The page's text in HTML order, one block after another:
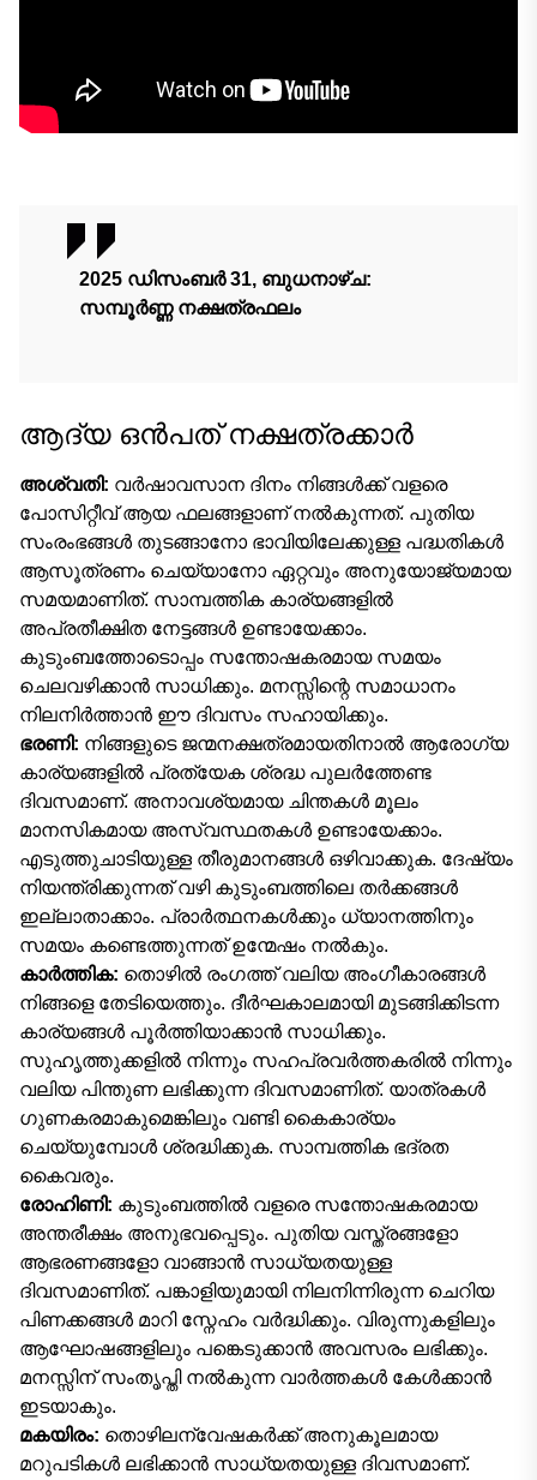
2025 ഡിസംബർ 31, ബുധനാഴ്ച:
സമ്പൂർണ്ണ നക്ഷത്രഫലം
ആദ്യ ഒൻപത് നക്ഷത്രക്കാർ
അശ്വതി: വർഷാവസാന ദിനം നിങ്ങൾക്ക് വളരെ
പോസിറ്റീവ് ആയ ഫലങ്ങളാണ് നൽകുന്നത്. പുതിയ
സംരംഭങ്ങൾ തുടങ്ങാനോ ഭാവിയിലേക്കുള്ള പദ്ധതികൾ
ആസൂത്രണം ചെയ്യാനോ ഏറ്റവും അനുയോജ്യമായ
സമയമാണിത്. സാമ്പത്തിക കാര്യങ്ങളിൽ
അപ്രതീക്ഷിത നേട്ടങ്ങൾ ഉണ്ടായേക്കാം.
കുടുംബത്തോടൊപ്പം സന്തോഷകരമായ സമയം
ചെലവഴിക്കാൻ സാധിക്കും. മനസ്സിന്റെ സമാധാനം
നിലനിർത്താൻ ഈ ദിവസം സഹായിക്കും.
ഭരണി: നിങ്ങളുടെ ജന്മനക്ഷത്രമായതിനാൽ ആരോഗ്യ
കാര്യങ്ങളിൽ പ്രത്യേക ശ്രദ്ധ പുലർത്തേണ്ട
ദിവസമാണ്. അനാവശ്യമായ ചിന്തകൾ മൂലം
മാനസികമായ അസ്വസ്ഥതകൾ ഉണ്ടായേക്കാം.
എടുത്തുചാടിയുള്ള തീരുമാനങ്ങൾ ഒഴിവാക്കുക. ദേഷ്യം
നിയന്ത്രിക്കുന്നത് വഴി കുടുംബത്തിലെ തർക്കങ്ങൾ
ഇല്ലാതാക്കാം. പ്രാർത്ഥനകൾക്കും ധ്യാനത്തിനും
സമയം കണ്ടെത്തുന്നത് ഉന്മേഷം നൽകും.
കാർത്തിക: തൊഴിൽ രംഗത്ത് വലിയ അംഗീകാരങ്ങൾ
നിങ്ങളെ തേടിയെത്തും. ദീർഘകാലമായി മുടങ്ങിക്കിടന്ന
കാര്യങ്ങൾ പൂർത്തിയാക്കാൻ സാധിക്കും.
സുഹൃത്തുക്കളിൽ നിന്നും സഹപ്രവർത്തകരിൽ നിന്നും
വലിയ പിന്തുണ ലഭിക്കുന്ന ദിവസമാണിത്. യാത്രകൾ
ഗുണകരമാകുമെങ്കിലും വണ്ടി കൈകാര്യം
ചെയ്യുമ്പോൾ ശ്രദ്ധിക്കുക. സാമ്പത്തിക ഭദ്രത
കൈവരും.
രോഹിണി: കുടുംബത്തിൽ വളരെ സന്തോഷകരമായ
അന്തരീക്ഷം അനുഭവപ്പെടും. പുതിയ വസ്ത്രങ്ങളോ
ആഭരണങ്ങളോ വാങ്ങാൻ സാധ്യതയുള്ള
ദിവസമാണിത്. പങ്കാളിയുമായി നിലനിന്നിരുന്ന ചെറിയ
പിണക്കങ്ങൾ മാറി സ്നേഹം വർദ്ധിക്കും. വിരുന്നുകളിലും
ആഘോഷങ്ങളിലും പങ്കെടുക്കാൻ അവസരം ലഭിക്കും.
മനസ്സിന് സംതൃപ്തി നൽകുന്ന വാർത്തകൾ കേൾക്കാൻ
ഇടയാകും.
മകയിരം: തൊഴിലന്വേഷകർക്ക് അനുകൂലമായ
മറുപടികൾ ലഭിക്കാൻ സാധ്യതയുള്ള ദിവസമാണ്.